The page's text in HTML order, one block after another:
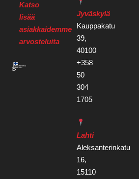
Katso
lisää
asiakkaidemme
arvosteluita
Jyväskylä
Kauppakatu
39,
40100
+358
50
304
1705
Lahti
Aleksanterinkatu
16,
15110